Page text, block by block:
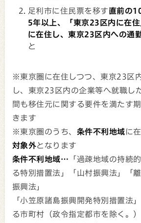
足利市に住民票を移す直前の
5年以上、「東京23区内に在住
に在住し、東京23区内への通勤
と
※東京圏に在住しつつ、東京23区
し、東京23区内の企業等へ就職し
間も移住元に関する要件を満たす
きます
※東京圏のうち、 条件不利地域に
対象外となります
条件不利地域… 「過疎地域の持続
る特別措置法」「山村振興法」「
振興法」
「小笠原諸島振興開発特別措置法
る市町村（政令指定都市を除く。